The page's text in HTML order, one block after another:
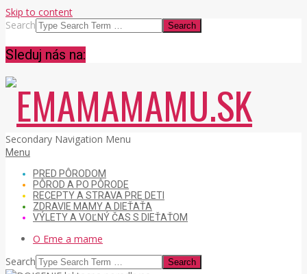
Skip to content
Search
Sleduj nás na:
EMAMAMAMU.SK
Secondary Navigation Menu
Menu
PRED PÔRODOM
PÔROD A PO PÔRODE
RECEPTY A STRAVA PRE DETI
ZDRAVIE MAMY A DIEŤAŤA
VÝLETY A VOĽNÝ ČAS S DIEŤAŤOM
O Eme a mame
Search